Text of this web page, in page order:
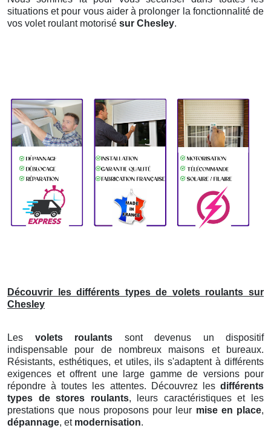
situations et pour vous aider à prolonger la fonctionnalité de
vos volet roulant motorisé sur Chesley.
Découvrir les différents types de volets roulants sur
Chesley
Les volets roulants sont devenus un dispositif
indispensable pour de nombreux maisons et bureaux.
Résistants, esthétiques, et utiles, ils s'adaptent à différents
exigences et offrent une large gamme de versions pour
répondre à toutes les attentes. Découvrez les différents
types de stores roulants, leurs caractéristiques et les
prestations que nous proposons pour leur mise en place,
dépannage, et modernisation.